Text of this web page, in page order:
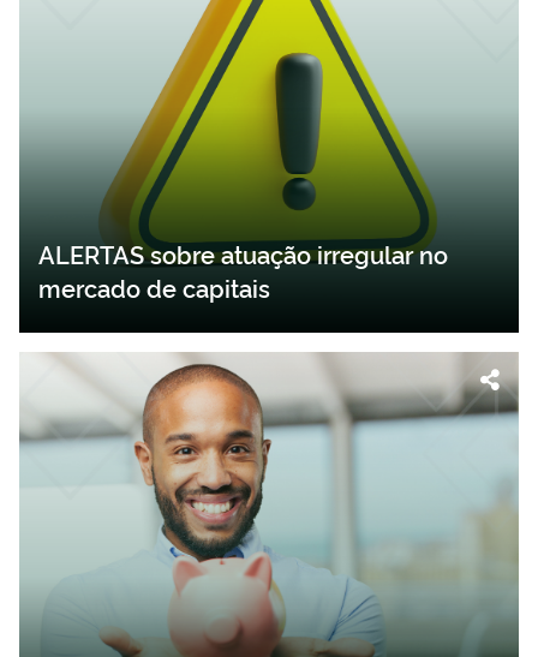
ALERTAS sobre atuação irregular no
mercado de capitais